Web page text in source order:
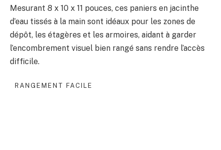
Mesurant 8 x 10 x 11 pouces, ces paniers en jacinthe
d’eau tissés à la main sont idéaux pour les zones de
dépôt, les étagères et les armoires, aidant à garder
l’encombrement visuel bien rangé sans rendre l’accès
difficile.
RANGEMENT FACILE